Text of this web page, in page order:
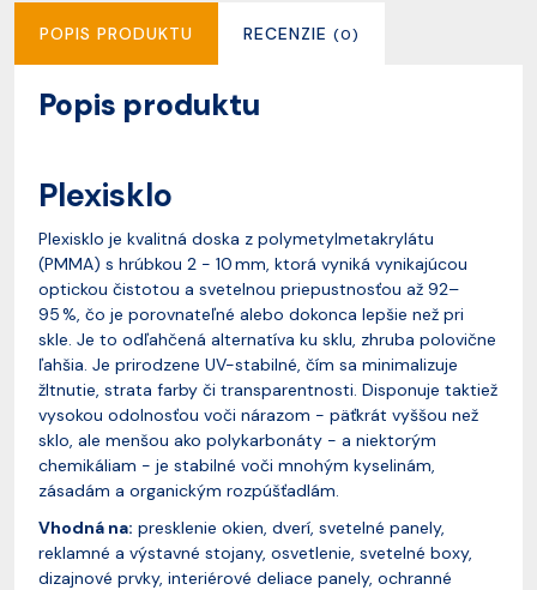
POPIS PRODUKTU RECENZIE (0)
Popis produktu
Plexisklo
Plexisklo je kvalitná doska z polymetylmetakrylátu
(PMMA) s hrúbkou 2 - 10 mm, ktorá vyniká vynikajúcou
optickou čistotou a svetelnou priepustnosťou až 92–
95 %, čo je porovnateľné alebo dokonca lepšie než pri
skle. Je to odľahčená alternatíva ku sklu, zhruba polovične
ľahšia. Je prirodzene UV-stabilné, čím sa minimalizuje
žltnutie, strata farby či transparentnosti. Disponuje taktiež
vysokou odolnosťou voči nárazom - päťkrát vyššou než
sklo, ale menšou ako polykarbonáty - a niektorým
chemikáliam - je stabilné voči mnohým kyselinám,
zásadám a organickým rozpúšťadlám.
Vhodná na: presklenie okien, dverí, svetelné panely,
reklamné a výstavné stojany, osvetlenie, svetelné boxy,
dizajnové prvky, interiérové deliace panely, ochranné